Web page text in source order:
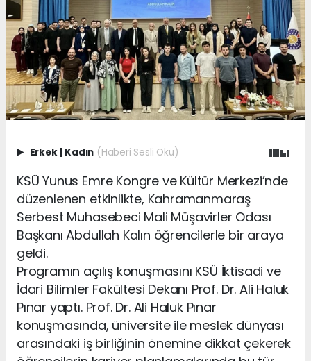
Erkek | Kadın (Haberi Sesli Oku)
KSÜ Yunus Emre Kongre ve Kültür Merkezi’nde
düzenlenen etkinlikte, Kahramanmaraş
Serbest Muhasebeci Mali Müşavirler Odası
Başkanı Abdullah Kalın öğrencilerle bir araya
geldi.
Programın açılış konuşmasını KSÜ İktisadi ve
İdari Bilimler Fakültesi Dekanı Prof. Dr. Ali Haluk
Pınar yaptı. Prof. Dr. Ali Haluk Pınar
konuşmasında, üniversite ile meslek dünyası
arasındaki iş birliğinin önemine dikkat çekerek